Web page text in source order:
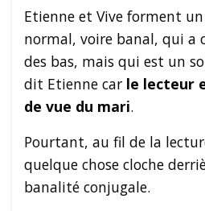
Etienne et Vive forment
normal, voire banal, qui a
des bas, mais qui est un
dit Etienne car le lecteur
de vue du mari.
Pourtant, au fil de la
quelque chose cloche
banalité conjugale.